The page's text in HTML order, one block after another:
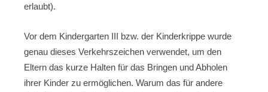
erlaubt).
Vor dem Kindergarten III bzw. der Kinderkrippe wurde
genau dieses Verkehrszeichen verwendet, um den
Eltern das kurze Halten für das Bringen und Abholen
ihrer Kinder zu ermöglichen. Warum das für andere